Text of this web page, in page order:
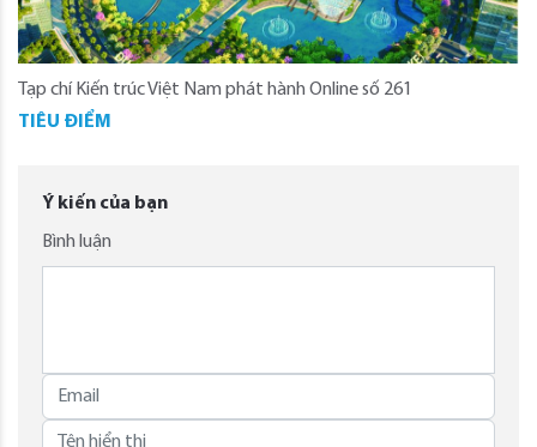
Tạp chí Kiến trúc Việt Nam phát hành Online số 261
TIÊU ĐIỂM
Ý kiến của bạn
Bình luận